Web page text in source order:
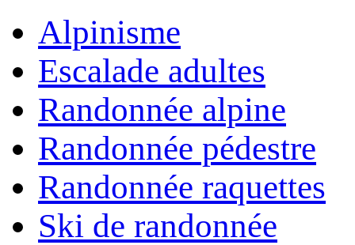
Alpinisme
Escalade adultes
Randonnée alpine
Randonnée pédestre
Randonnée raquettes
Ski de randonnée